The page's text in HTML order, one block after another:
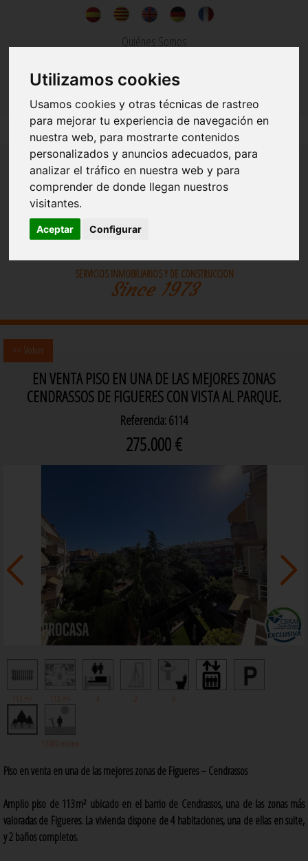
Utilizamos cookies
Usamos cookies y otras técnicas de rastreo
para mejorar tu experiencia de navegación en
nuestra web, para mostrarte contenidos
personalizados y anuncios adecuados, para
analizar el tráfico en nuestra web y para
comprender de donde llegan nuestros
visitantes.
Aceptar Configurar
Quiénes Somos
Noticias
Contacto
INMOBILIARIA
SERVICIOS INMOBILIARIOS Y DE CONSTRUCCION
Since 1973
<< Volver
EN VENTA PISO EN UNA DE LAS MEJORES ZONAS
CENDRASSOS DE FIGUERES CON VISTA AL PARQUE.
Referencia: 6114
275.000 €
113 m² 113 m² 4 2 0
17000 metros
Piso en venta en una de las mejores zonas de Figueres – Cendrassos
Amplio piso de 113 m² ubicado en el barrio de Cendrassos, una de las zonas más
valoradas de Figueres. La vivienda dispone de 4 habitaciones, una de ellas en suite,
y 2 baños completos.